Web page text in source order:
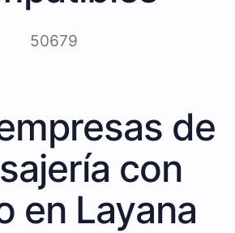
50679
de
con
en Layana